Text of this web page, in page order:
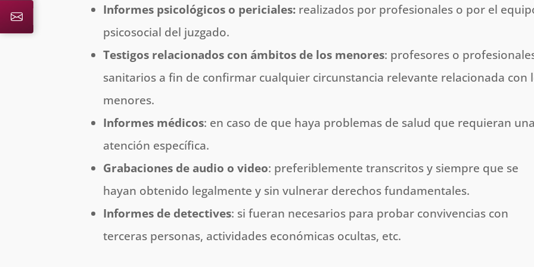
Informes psicológicos o periciales: realizados por profesionales o por el
psicosocial del juzgado.
Testigos relacionados con ámbitos de los menores: profesores o
sanitarios a fin de confirmar cualquier circunstancia relevante relacionada con
menores.
Informes médicos: en caso de que haya problemas de salud que requieran una
atención específica.
Grabaciones de audio o video: preferiblemente transcritos y siempre que se
hayan obtenido legalmente y sin vulnerar derechos fundamentales.
Informes de detectives: si fueran necesarios para probar convivencias con
terceras personas, actividades económicas ocultas, etc.